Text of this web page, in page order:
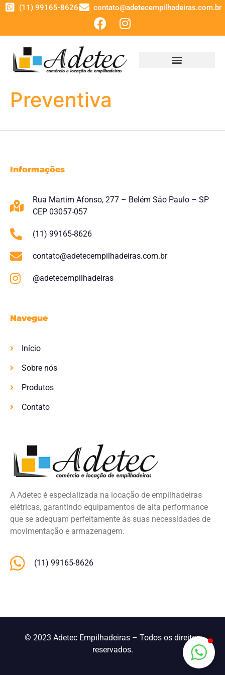
(11) 99165-8626 contato@adetecempilhadeiras.com.br
Preventiva
A Adetec é especializada na locação de empilhadeiras
elétricas, garantindo equipamentos de alta performance
que se adequam perfeitamente às suas necessidades de
movimentação e armazenagem.
(11) 99165-8626
Navegue
Início
Sobre nós
Produtos
Contato
Informações
Rua Martim Afonso, 277 – Belém São Paulo – SP
CEP 03057-057
(11) 99165-8626
contato@adetecempilhadeiras.com.br
@adetecempilhadeiras
© 2023 Adetec Empilhadeiras – Todos os direitos
reservados.